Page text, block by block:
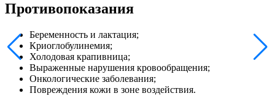
Противопоказания
Беременность и лактация;
Криоглобулинемия;
Холодовая крапивница;
Выраженные нарушения кровообращения;
Онкологические заболевания;
Повреждения кожи в зоне воздействия.